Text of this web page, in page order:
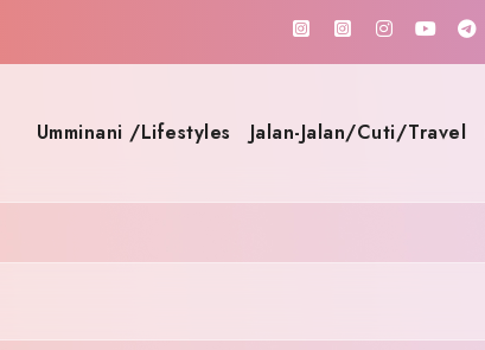
Umminani /Lifestyles Jalan-Jalan/Cuti/Travel